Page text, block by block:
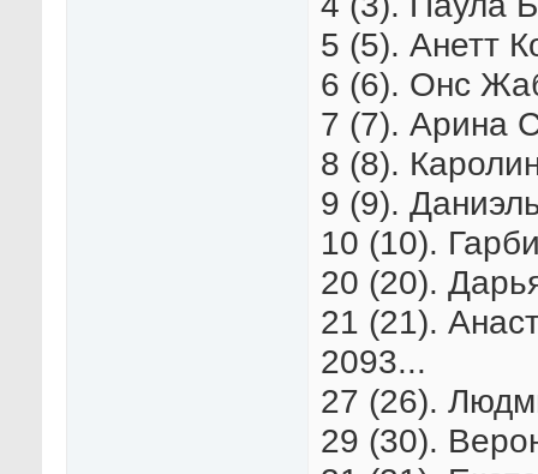
5 (5). Анетт
6 (6). Онс
7 (7). Арина
8 (8).
9 (9).
10 (10).
20 (20).
21 (21).
2093...
27 (26).
29 (30).